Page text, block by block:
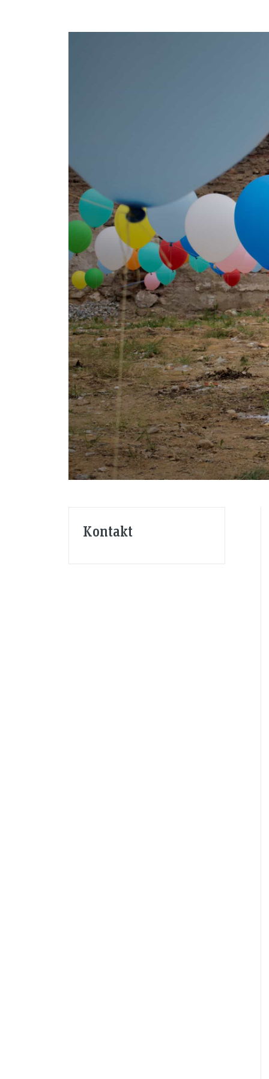
Kontakt